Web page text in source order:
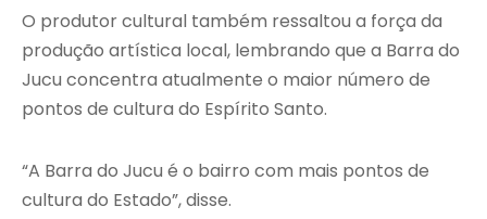
O produtor cultural também ressaltou a força da
produção artística local, lembrando que a Barra do
Jucu concentra atualmente o maior número de
pontos de cultura do Espírito Santo.
“A Barra do Jucu é o bairro com mais pontos de
cultura do Estado”, disse.